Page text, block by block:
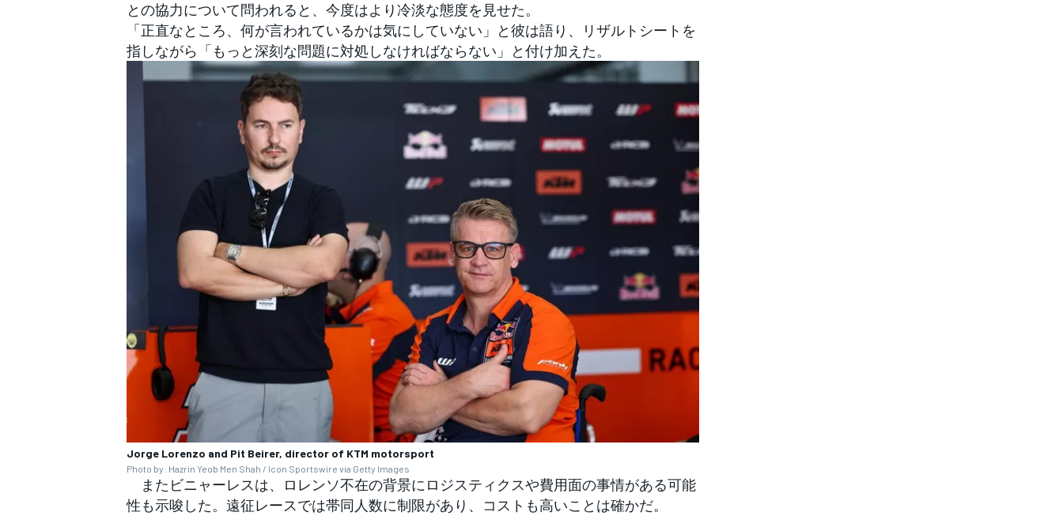
との協力について問われると、今度はより冷淡な態度を見せた。
「正直なところ、何が言われているかは気にしていない」と彼は語り、リザルトシートを
指しながら「もっと深刻な問題に対処しなければならない」と付け加えた。
Jorge Lorenzo and Pit Beirer, director of KTM motorsport
Photo by: Hazrin Yeob Men Shah / Icon Sportswire via Getty Images
またビニャーレスは、ロレンソ不在の背景にロジスティクスや費用面の事情がある可能
性も示唆した。遠征レースでは帯同人数に制限があり、コストも高いことは確かだ。